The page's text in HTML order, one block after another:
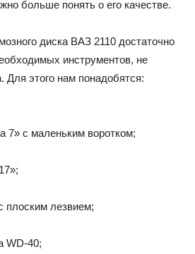
больше понять о его качестве.
диска ВАЗ 2110 достаточно
инструментов, не
Для этого нам понадобятся:
7» с маленьким воротком;
плоским лезвием;
WD-40;